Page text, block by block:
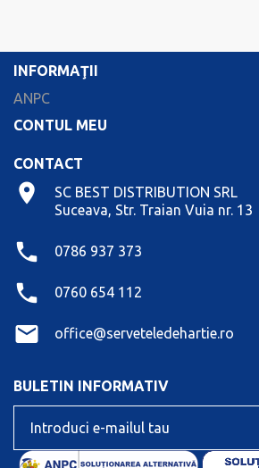
INFORMAŢII
ANPC
CONTUL MEU
CONTACT
SC BEST DISTRIBUTION SRL
Suceava, Str. Traian Vuia nr. 13
0786 937 373
0760 654 112
office@serveteledehartie.ro
BULETIN INFORMATIV